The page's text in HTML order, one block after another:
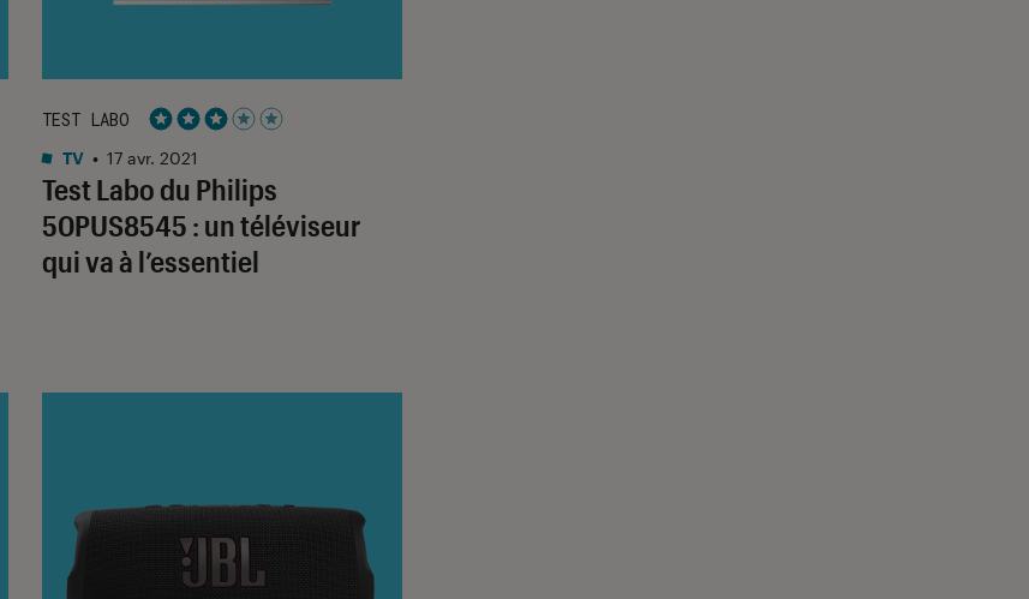
Test Labo du Philips
50PUS8545 : un téléviseur
qui va à l’essentiel
TEST LABO
Noté 3 étoiles sur 5
TV • 17 avr. 2021